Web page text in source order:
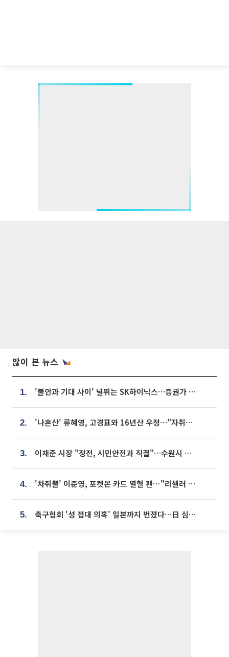
많이 본 뉴스
1. '불안과 기대 사이' 널뛰는 SK하이닉스…증권가 "HBM4·LTA 기반 펀터멘털 견고"
2. '나혼산' 류혜영, 고경표와 16년산 우정…"자취방서 부모님과 마주쳐"
3. 이재준 시장 "정전, 시민안전과 직결"…수원시 비상대응체계 가동
4. '차쥐뿔' 이준영, 포켓몬 카드 열혈 팬⋯"리셀러 처단할 것"
5. 축구협회 '성 접대 의혹' 일본까지 번졌다…日 심판 실명 공개